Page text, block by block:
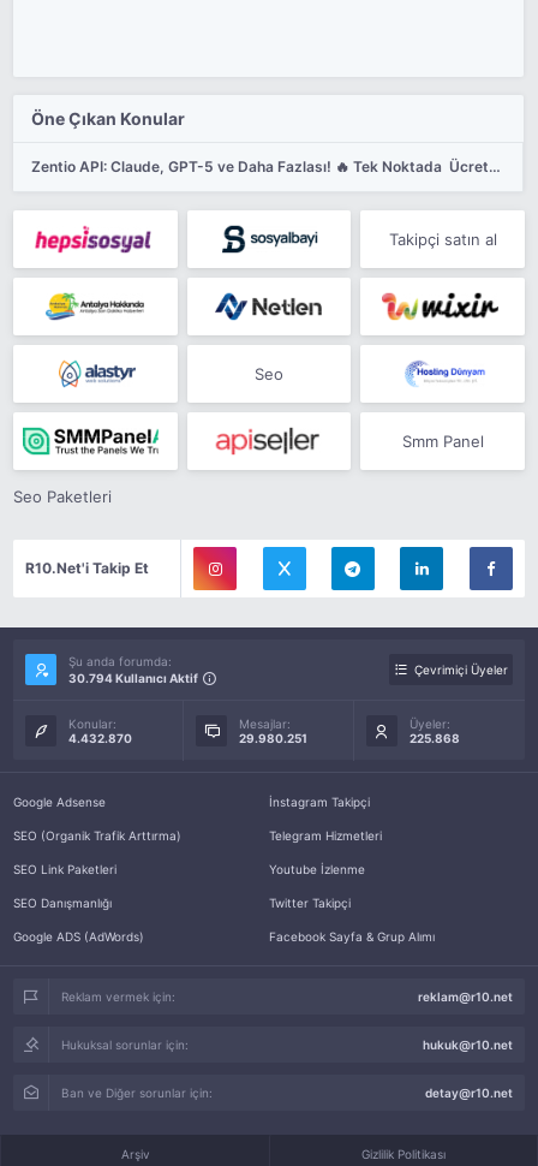
Öne Çıkan Konular
Zentio API: Claude, GPT-5 ve Daha Fazlası! 🔥 Tek Noktada  Ücretsiz Dene ✅ (Claude, VSCode, Cursor)
Takipçi satın al
Seo
Smm Panel
Seo Paketleri
R10.Net'i Takip Et
Şu anda forumda:
30.794 Kullanıcı Aktif
Çevrimiçi Üyeler
Konular:
4.432.870
Mesajlar:
29.980.251
Üyeler:
225.868
Google Adsense
SEO (Organik Trafik Arttırma)
SEO Link Paketleri
SEO Danışmanlığı
Google ADS (AdWords)
İnstagram Takipçi
Telegram Hizmetleri
Youtube İzlenme
Twitter Takipçi
Facebook Sayfa & Grup Alımı
Reklam vermek için: reklam@r10.net
Hukuksal sorunlar için: hukuk@r10.net
Ban ve Diğer sorunlar için: detay@r10.net
Arşiv Gizlilik Politikası